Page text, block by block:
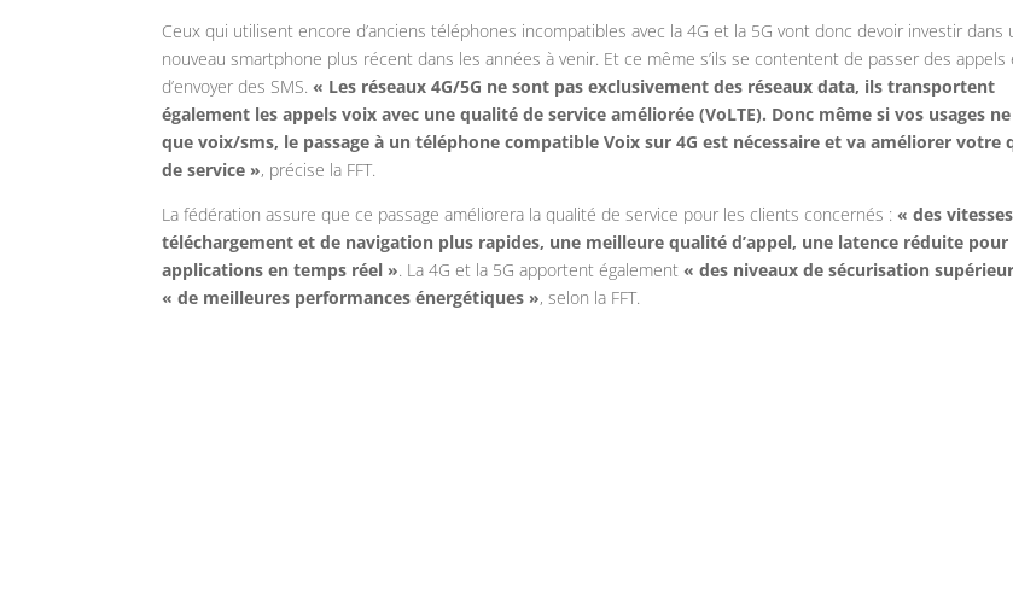
Ceux qui utilisent encore d’anciens téléphones incompatibles avec la 4G et la 5G vont donc devoir investir dans
nouveau smartphone plus récent dans les années à venir. Et ce même s’ils se contentent de passer des appels
d’envoyer des SMS. « Les réseaux 4G/5G ne sont pas exclusivement des réseaux data, ils transportent
également les appels voix avec une qualité de service améliorée (VoLTE). Donc même si vos usages
que voix/sms, le passage à un téléphone compatible Voix sur 4G est nécessaire et va améliorer votre
de service », précise la FFT.
La fédération assure que ce passage améliorera la qualité de service pour les clients concernés : « des
téléchargement et de navigation plus rapides, une meilleure qualité d’appel, une latence réduite pour
applications en temps réel ». La 4G et la 5G apportent également « des niveaux de sécurisation
« de meilleures performances énergétiques », selon la FFT.